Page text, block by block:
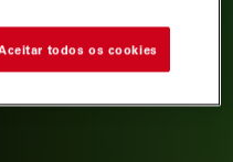
todos os cookies